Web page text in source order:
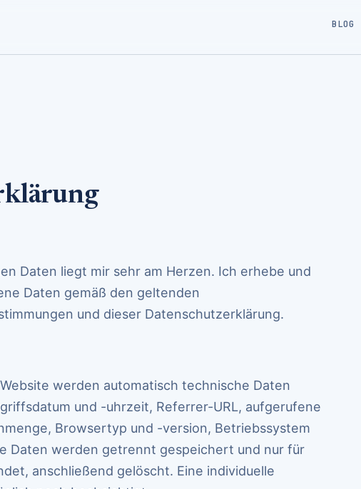
BLOG
Daten liegt mir sehr am Herzen. Ich erhebe und
Daten gemäß den geltenden
und dieser Datenschutzerklärung.
werden automatisch technische Daten
und -uhrzeit, Referrer-URL, aufgerufene
Browsertyp und -version, Betriebssystem
Daten werden getrennt gespeichert und nur für
anschließend gelöscht. Eine individuelle